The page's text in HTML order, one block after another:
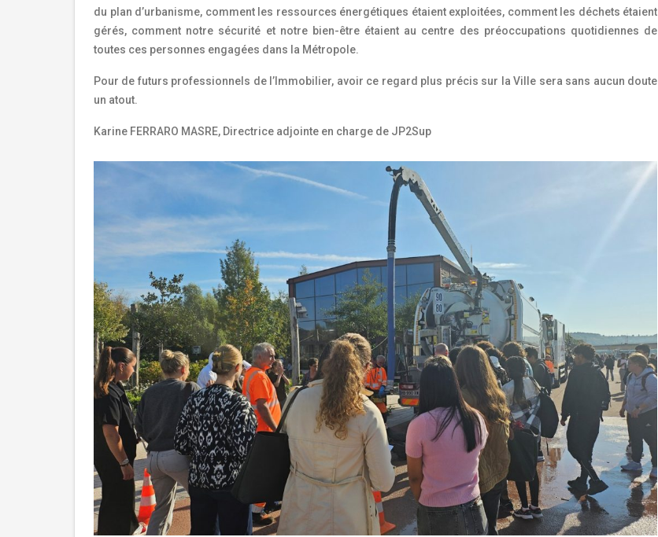
du plan d’urbanisme, comment les ressources énergétiques étaient exploitées, comment les déchets étaient
gérés, comment notre sécurité et notre bien-être étaient au centre des préoccupations quotidiennes de
toutes ces personnes engagées dans la Métropole.
Pour de futurs professionnels de l’Immobilier, avoir ce regard plus précis sur la Ville sera sans aucun doute
un atout.
Karine FERRARO MASRE, Directrice adjointe en charge de JP2Sup